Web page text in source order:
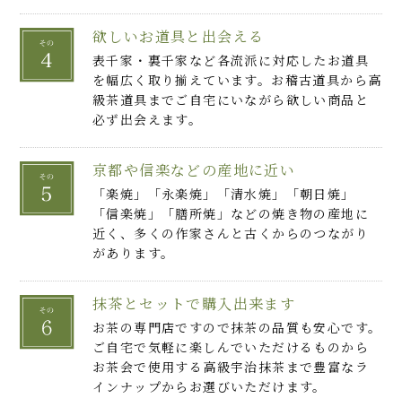
欲しいお道具と出会える
表千家・裏千家など各流派に対応したお道具
を幅広く取り揃えています。お稽古道具から高
級茶道具までご自宅にいながら欲しい商品と
必ず出会えます。
京都や信楽などの産地に近い
「楽焼」「永楽焼」「清水焼」「朝日焼」
「信楽焼」「膳所焼」などの焼き物の産地に
近く、多くの作家さんと古くからのつながり
があります。
抹茶とセットで購入出来ます
お茶の専門店ですので抹茶の品質も安心です。
ご自宅で気軽に楽しんでいただけるものから
お茶会で使用する高級宇治抹茶まで豊富なラ
インナップからお選びいただけます。